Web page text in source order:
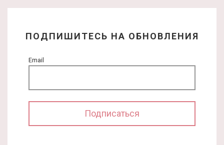
ПОДПИШИТЕСЬ НА ОБНОВЛЕНИЯ
Email